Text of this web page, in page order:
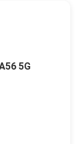
5G